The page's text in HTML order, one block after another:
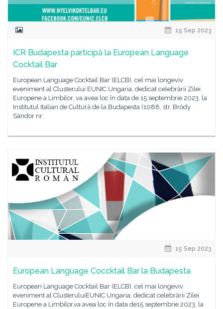
15 Sep 2023
ICR Budapesta participă la European Language
Cocktail Bar
European Language Cocktail Bar (ELCB), cel mai longeviv
eveniment al Clusterului EUNIC Ungaria, dedicat celebrării Zilei
Europene a Limbilor, va avea loc în data de 15 septembrie 2023, la
Institutul Italian de Cultură de la Budapesta (1088, str. Bródy
Sándor nr.
15 Sep 2023
European Language Coccktail Bar la Budapesta
European Language Cocktail Bar (ELCB), cel mai longeviv
eveniment al ClusteruluiEUNIC Ungaria, dedicat celebrării Zilei
Europene a Limbilor,va avea loc în data de15 septembrie 2023, la